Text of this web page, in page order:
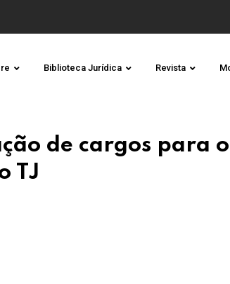
Biblioteca Jurídica Revista
de cargos para o
TJ